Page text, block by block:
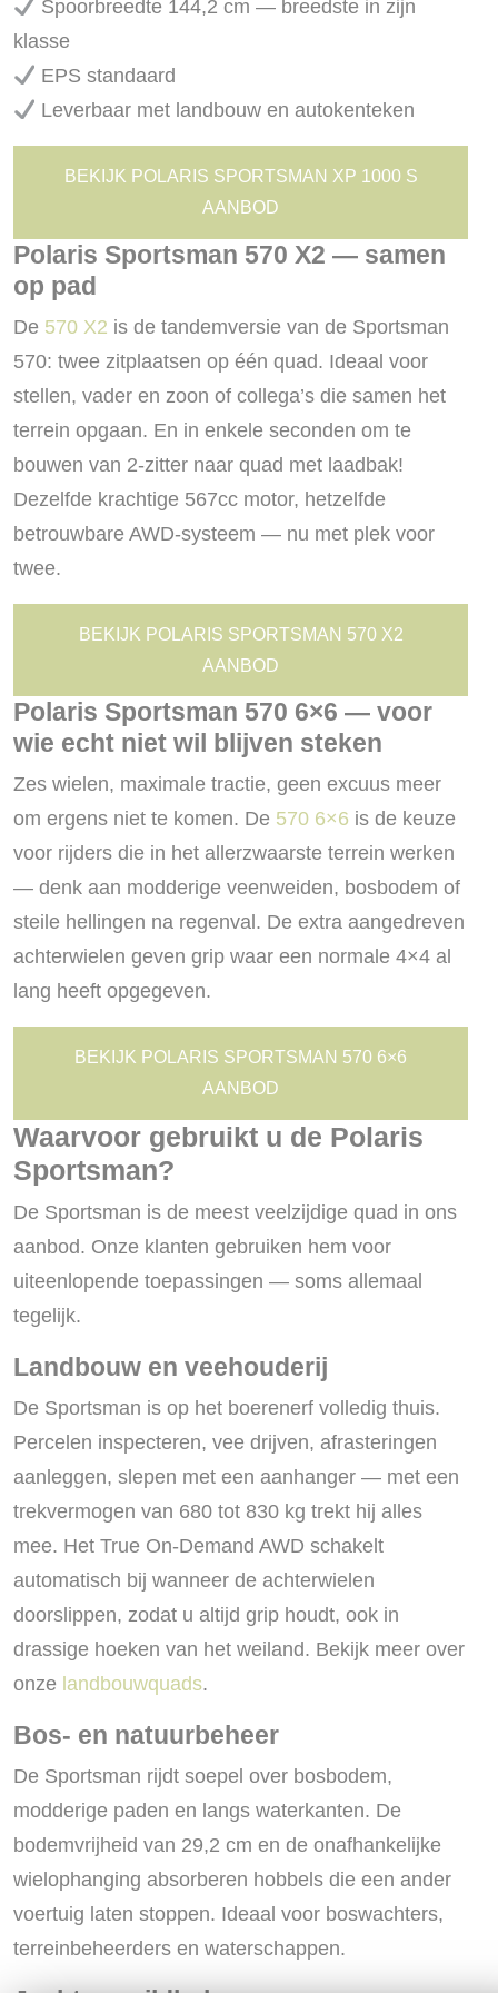
Spoorbreedte 144,2 cm — breedste in zijn
klasse
EPS standaard
Leverbaar met landbouw en autokenteken
BEKIJK POLARIS SPORTSMAN XP 1000 S
AANBOD
Polaris Sportsman 570 X2 — samen
op pad
De 570 X2 is de tandemversie van de Sportsman
570: twee zitplaatsen op één quad. Ideaal voor
stellen, vader en zoon of collega’s die samen het
terrein opgaan. En in enkele seconden om te
bouwen van 2-zitter naar quad met laadbak!
Dezelfde krachtige 567cc motor, hetzelfde
betrouwbare AWD-systeem — nu met plek voor
twee.
BEKIJK POLARIS SPORTSMAN 570 X2
AANBOD
Polaris Sportsman 570 6×6 — voor
wie echt niet wil blijven steken
Zes wielen, maximale tractie, geen excuus meer
om ergens niet te komen. De 570 6×6 is de keuze
voor rijders die in het allerzwaarste terrein werken
— denk aan modderige veenweiden, bosbodem of
steile hellingen na regenval. De extra aangedreven
achterwielen geven grip waar een normale 4×4 al
lang heeft opgegeven.
BEKIJK POLARIS SPORTSMAN 570 6×6
AANBOD
Waarvoor gebruikt u de Polaris
Sportsman?
De Sportsman is de meest veelzijdige quad in ons
aanbod. Onze klanten gebruiken hem voor
uiteenlopende toepassingen — soms allemaal
tegelijk.
Landbouw en veehouderij
De Sportsman is op het boerenerf volledig thuis.
Percelen inspecteren, vee drijven, afrasteringen
aanleggen, slepen met een aanhanger — met een
trekvermogen van 680 tot 830 kg trekt hij alles
mee. Het True On-Demand AWD schakelt
automatisch bij wanneer de achterwielen
doorslippen, zodat u altijd grip houdt, ook in
drassige hoeken van het weiland. Bekijk meer over
onze landbouwquads.
Bos- en natuurbeheer
De Sportsman rijdt soepel over bosbodem,
modderige paden en langs waterkanten. De
bodemvrijheid van 29,2 cm en de onafhankelijke
wielophanging absorberen hobbels die een ander
voertuig laten stoppen. Ideaal voor boswachters,
terreinbeheerders en waterschappen.